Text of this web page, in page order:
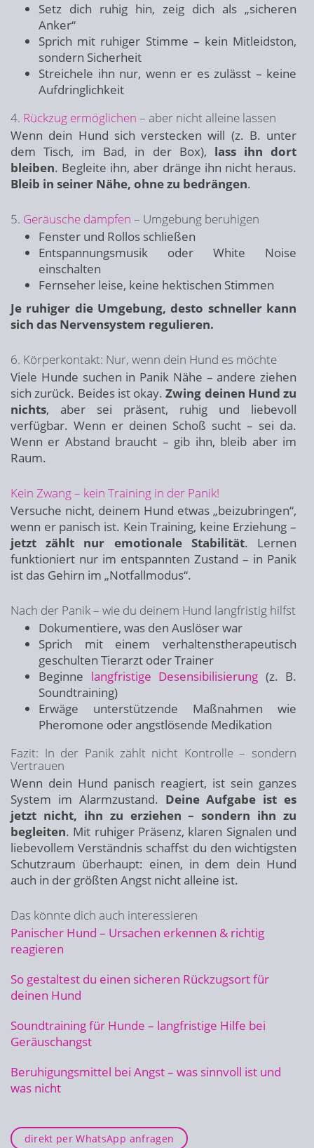
Setz dich ruhig hin, zeig dich als „sicheren
Anker“
Sprich mit ruhiger Stimme – kein Mitleidston,
sondern Sicherheit
Streichele ihn nur, wenn er es zulässt – keine
Aufdringlichkeit
4. Rückzug ermöglichen – aber nicht alleine lassen
Wenn dein Hund sich verstecken will (z. B. unter
dem Tisch, im Bad, in der Box), lass ihn dort
bleiben. Begleite ihn, aber dränge ihn nicht heraus.
Bleib in seiner Nähe, ohne zu bedrängen.
5. Geräusche dämpfen – Umgebung beruhigen
Fenster und Rollos schließen
Entspannungsmusik oder White Noise
einschalten
Fernseher leise, keine hektischen Stimmen
Je ruhiger die Umgebung, desto schneller kann
sich das Nervensystem regulieren.
6. Körperkontakt: Nur, wenn dein Hund es möchte
Viele Hunde suchen in Panik Nähe – andere ziehen
sich zurück. Beides ist okay.Zwing deinen Hund zu
nichts, aber sei präsent, ruhig und liebevoll
verfügbar. Wenn er deinen Schoß sucht – sei da.
Wenn er Abstand braucht – gib ihn, bleib aber im
Raum.
Kein Zwang – kein Training in der Panik!
Versuche nicht, deinem Hund etwas „beizubringen“,
wenn er panisch ist. Kein Training, keine Erziehung –
jetzt zählt nur emotionale Stabilität. Lernen
funktioniert nur im entspannten Zustand – in Panik
ist das Gehirn im „Notfallmodus“.
Nach der Panik – wie du deinem Hund langfristig hilfst
Dokumentiere, was den Auslöser war
Sprich mit einem verhaltenstherapeutisch
geschulten Tierarzt oder Trainer
Beginne langfristige Desensibilisierung (z. B.
Soundtraining)
Erwäge unterstützende Maßnahmen wie
Pheromone oder angstlösende Medikation
Fazit: In der Panik zählt nicht Kontrolle – sondern
Vertrauen
Wenn dein Hund panisch reagiert, ist sein ganzes
System im Alarmzustand. Deine Aufgabe ist es
jetzt nicht, ihn zu erziehen – sondern ihn zu
begleiten. Mit ruhiger Präsenz, klaren Signalen und
liebevollem Verständnis schaffst du den wichtigsten
Schutzraum überhaupt: einen, in dem dein Hund
auch in der größten Angst nicht alleine ist.
Das könnte dich auch interessieren
Panischer Hund – Ursachen erkennen & richtig
reagieren
So gestaltest du einen sicheren Rückzugsort für
deinen Hund
Soundtraining für Hunde – langfristige Hilfe bei
Geräuschangst
Beruhigungsmittel bei Angst – was sinnvoll ist und
was nicht
direkt per WhatsApp anfragen